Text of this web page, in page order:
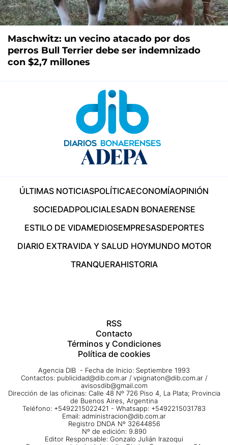
Maschwitz: un vecino atacado por dos
perros Bull Terrier debe ser indemnizado
con $2,7 millones
ÚLTIMAS NOTICIASPOLÍTICAECONOMÍAOPINIÓN
SOCIEDADPOLICIALESADN BONAERENSE
ESTILO DE VIDAMEDIOSEMPRESASDEPORTES
DIARIO EXTRAVIDA Y SALUD HOYMUNDO MOTOR
TRANQUERAHISTORIA
RSS
Contacto
Términos y Condiciones
Política de cookies
Agencia DIB - Fecha de Inicio: Septiembre 1993
Contactos: publicidad@dib.com.ar / vpignaton@dib.com.ar /
avisosdib@gmail.com
Dirección de las oficinas: Calle 48 Nº 726 Piso 4, La Plata; Provincia
de Buenos Aires, Argentina
Teléfono: +5492215022421 - Whatsapp: +5492215031783
Email: administracion@dib.com.ar
Registro DNDA Nº 32644856
Nº de edición: 9.890
Editor Responsable: Gonzalo Julián Irazoqui